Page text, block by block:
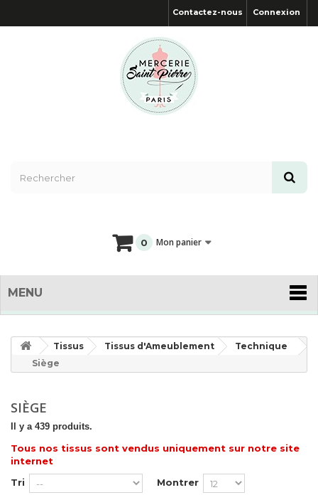
Connexion
Contactez-nous
0 Mon panier
MENU
Tissus Tissus d'Ameublement
Technique
Siège
SIÈGE
Il y a 439 produits.
Tous nos tissus sont vendus uniquement sur notre site
internet
Tri
Montrer